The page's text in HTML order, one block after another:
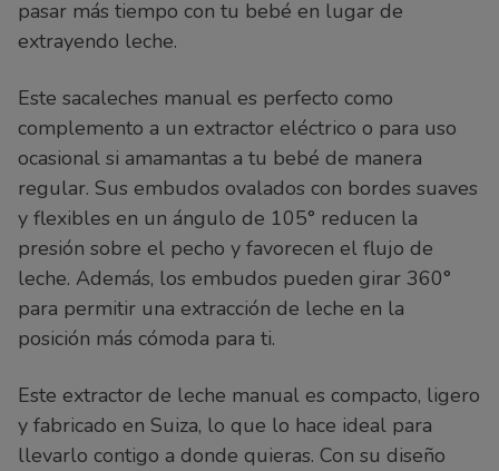
pasar más tiempo con tu bebé en lugar de
extrayendo leche.
Este sacaleches manual es perfecto como
complemento a un extractor eléctrico o para uso
ocasional si amamantas a tu bebé de manera
regular. Sus embudos ovalados con bordes suaves
y flexibles en un ángulo de 105° reducen la
presión sobre el pecho y favorecen el flujo de
leche. Además, los embudos pueden girar 360°
para permitir una extracción de leche en la
posición más cómoda para ti.
Este extractor de leche manual es compacto, ligero
y fabricado en Suiza, lo que lo hace ideal para
llevarlo contigo a donde quieras. Con su diseño